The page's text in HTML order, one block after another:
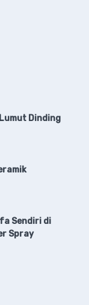
Dinding
Sendiri di
Spray